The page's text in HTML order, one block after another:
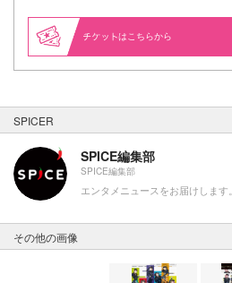
はこちらから
SPICER
SPICE編集部
SPICE編集部
エンタメニュースをお届けします。
その他の画像